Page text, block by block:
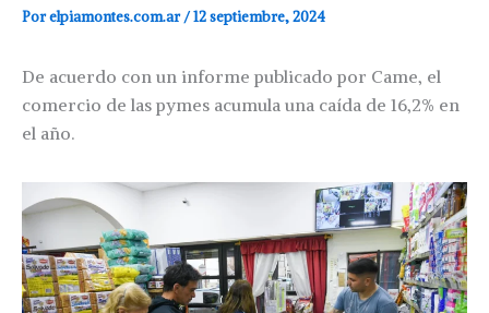
Porelpiamontes.com.ar/12 septiembre, 2024
De acuerdo con un informe publicado por Came, el
comercio de las pymes acumula una caída de 16,2% en
el año.